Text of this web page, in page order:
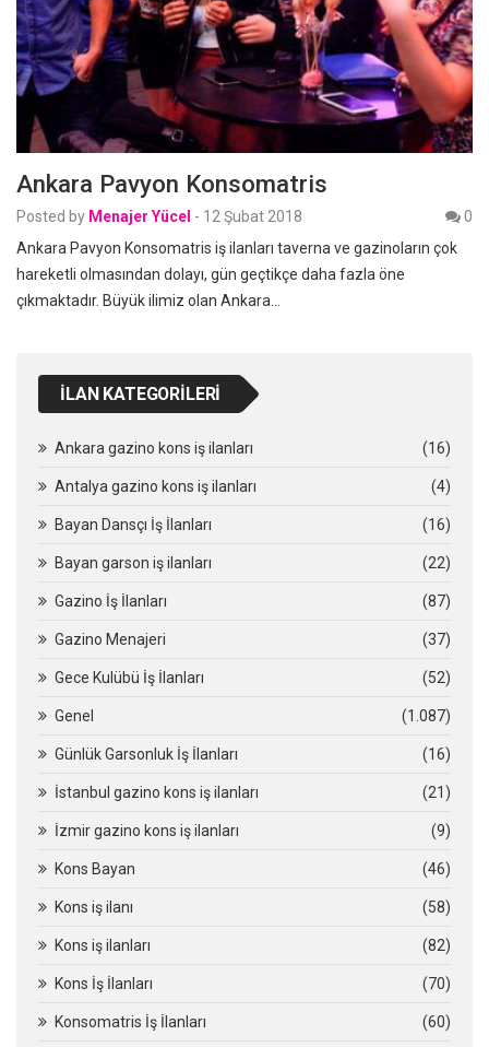
Ankara Pavyon Konsomatris
Posted by Menajer Yücel - 12 Şubat 2018
0
Ankara Pavyon Konsomatris iş ilanları taverna ve gazinoların çok
hareketli olmasından dolayı, gün geçtikçe daha fazla öne
çıkmaktadır. Büyük ilimiz olan Ankara…
İLAN KATEGORILERI
Ankara gazino kons iş ilanları (16)
Antalya gazino kons iş ilanları (4)
Bayan Dansçı İş İlanları (16)
Bayan garson iş ilanları (22)
Gazino İş İlanları (87)
Gazino Menajeri (37)
Gece Kulübü İş İlanları (52)
Genel (1.087)
Günlük Garsonluk İş İlanları (16)
İstanbul gazino kons iş ilanları (21)
İzmir gazino kons iş ilanları (9)
Kons Bayan (46)
Kons iş ilanı (58)
Kons iş ilanları (82)
Kons İş İlanları (70)
Konsomatris İş İlanları (60)